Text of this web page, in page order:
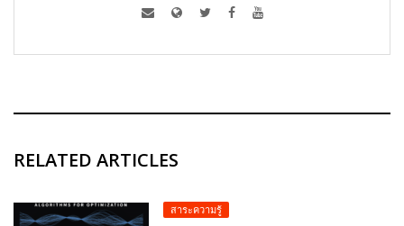
RELATED ARTICLES
สาระความรู้